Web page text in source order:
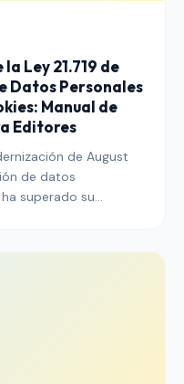
Ley 21.719 de
Datos Personales
Manual de
Editores
de August
de datos
superado su
qué deben hacer
y las divulgaciones
al régimen